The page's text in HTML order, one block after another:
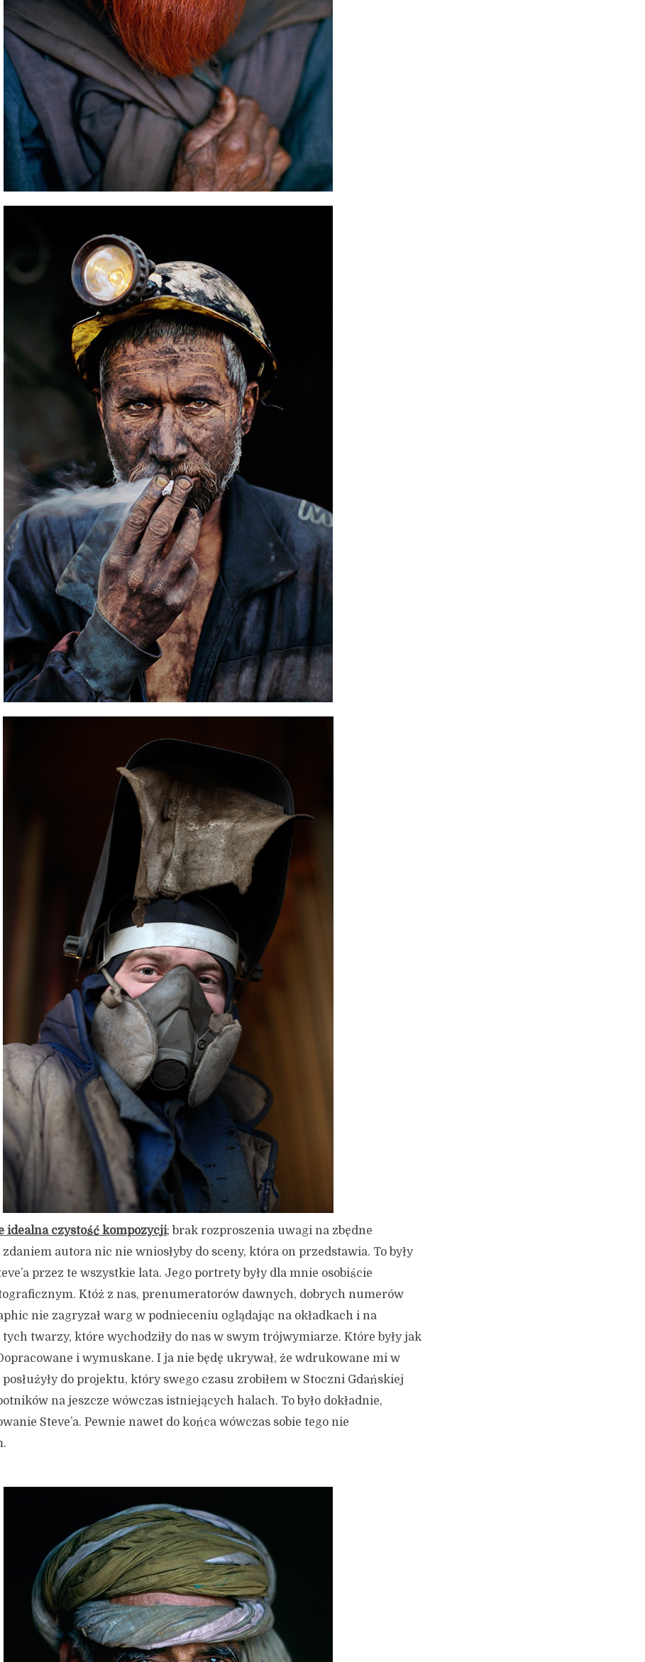
idealna czystość kompozycji; brak rozproszenia uwagi na zbędne
autora nic nie wniosłyby do sceny, która on przedstawia. To były
przez te wszystkie lata. Jego portrety były dla mnie osobiście
Któż z nas, prenumeratorów dawnych, dobrych numerów
nie zagryzał warg w podnieceniu oglądając na okładkach i na
twarzy, które wychodziły do nas w swym trójwymiarze. Które były jak
i wymuskane. I ja nie będę ukrywał, że wdrukowane mi w
do projektu, który swego czasu zrobiłem w Stoczni Gdańskiej
na jeszcze wówczas istniejących halach. To było dokładnie,
Steve’a. Pewnie nawet do końca wówczas sobie tego nie